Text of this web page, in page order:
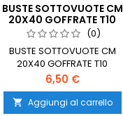
BUSTE SOTTOVUOTE CM
20X40 GOFFRATE T10
(CONF.50PZ)
(0)
BUSTE SOTTOVUOTE CM
20X40 GOFFRATE T10
(CONF.50PZ)
Prezzo
6,50 €
 Aggiungi al carrello